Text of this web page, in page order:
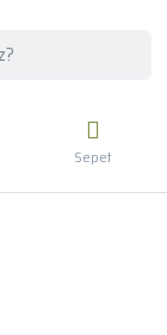
Sepet